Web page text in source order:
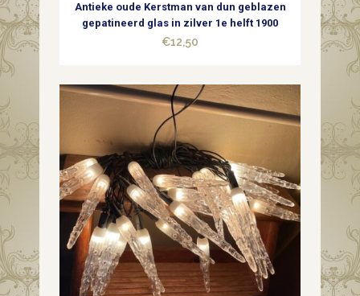
Antieke oude Kerstman van dun geblazen
gepatineerd glas in zilver 1e helft 1900
€12,50